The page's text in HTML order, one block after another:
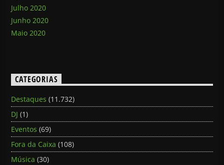
Julho 2020
Junho 2020
Maio 2020
CATEGORIAS
Destaques (11.732)
DJ (1)
Eventos (69)
Fora da Caixa (108)
Música (30)